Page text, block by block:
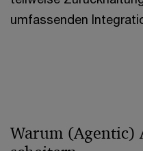
umfassenden
Warum (Agentic)